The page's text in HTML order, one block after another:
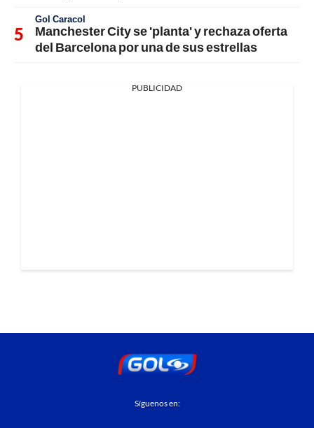
Gol Caracol
Manchester City se 'planta' y rechaza oferta
del Barcelona por una de sus estrellas
PUBLICIDAD
Síguenos en: